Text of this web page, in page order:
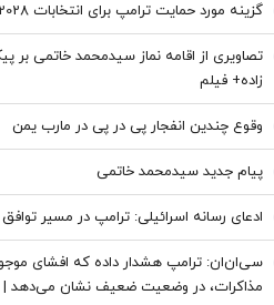
گزینه مورد حمایت ترامپ برای انتخابات 2028 آمریکا فاش شد
تصاویری از اقامه نماز سیدمحمد خاتمی بر
زاده+ فیلم
وقوع چندین انفجار پی در پی در مارب یمن
پیام جدید سیدمحمد خاتمی
ادعای رسانه اسرائیلی: ترامپ در مسیر توافق
سی‌ان‌ان: ترامپ هشدار داده که افشای
مذاکرات، در وضعیت ضعیف نشان می‌دهد |